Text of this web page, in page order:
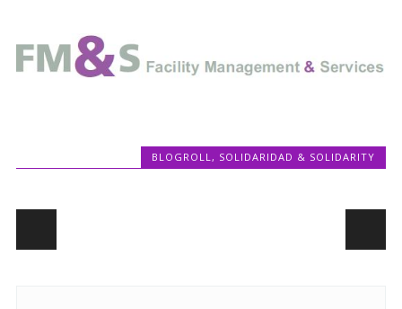
BLOGROLL, SOLIDARIDAD & SOLIDARITY